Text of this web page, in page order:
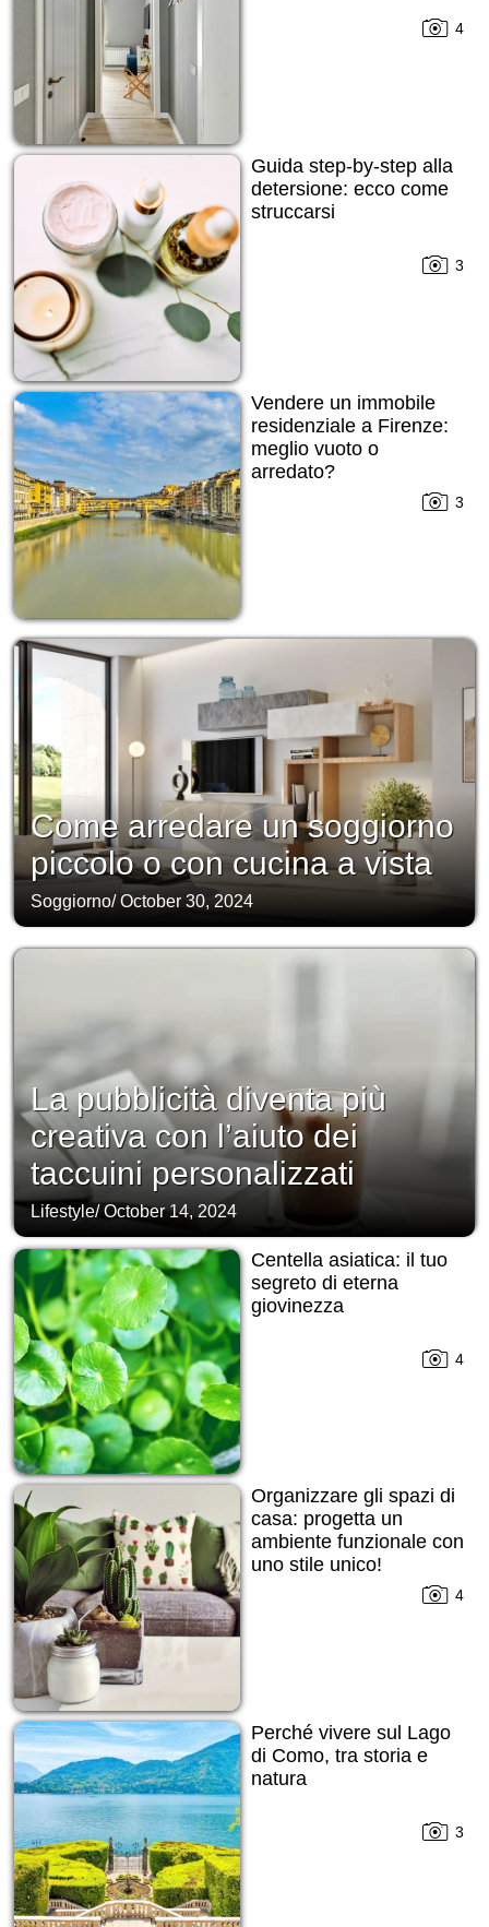
4
Guida step-by-step alla
detersione: ecco come
struccarsi
3
Vendere un immobile
residenziale a Firenze:
meglio vuoto o
arredato?
3
Come arredare un soggiorno
piccolo o con cucina a vista
Soggiorno/October 30, 2024
La pubblicità diventa più
creativa con l’aiuto dei
taccuini personalizzati
Lifestyle/October 14, 2024
Centella asiatica: il tuo
segreto di eterna
giovinezza
4
Organizzare gli spazi di
casa: progetta un
ambiente funzionale con
uno stile unico!
4
Perché vivere sul Lago
di Como, tra storia e
natura
3